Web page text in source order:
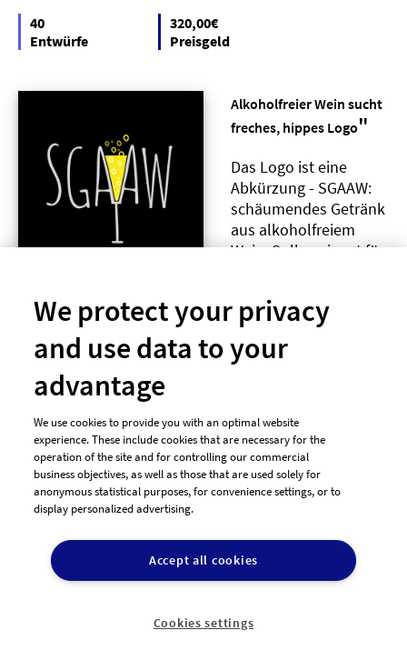
40
Entwürfe
320,00€
Preisgeld
Alkoholfreier Wein sucht
freches, hippes Logo"
Das Logo ist eine
Abkürzung - SGAAW:
schäumendes Getränk
aus alkoholfreiem
Wein. Soll geeignet für
Sektflaschenetikettendesign sein. Prägnant, hip und
vielleicht ein bisschen frech. Soll unter Umständen
mit einem traditionsreichen (altbackenen)
Weinkellerei Weinkönig Logo kombinierbar sein..
89
Entwürfe
400,00€
Preisgeld
Logo-Design für
freiberufliche Texterin
(Gesundheitswesen)
Generell bin ich für
We protect your privacy
and use data to your
advantage
We use cookies to provide you with an optimal website
experience. These include cookies that are necessary for the
operation of the site and for controlling our commercial
business objectives, as well as those that are used solely for
anonymous statistical purposes, for convenience settings, or to
display personalized advertising.
Accept all cookies
Cookies settings